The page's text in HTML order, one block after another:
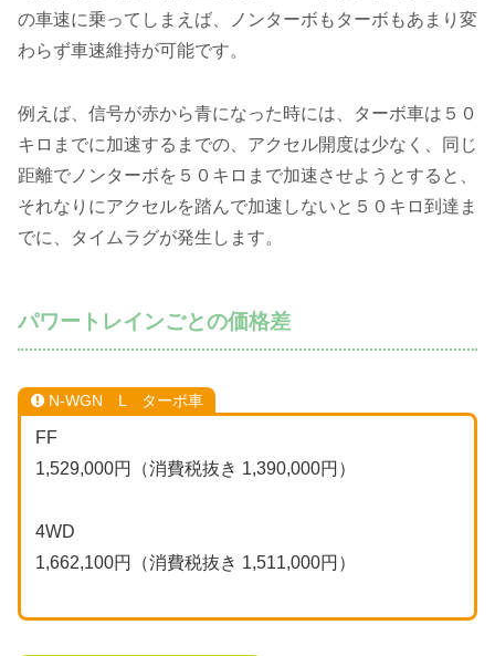
の車速に乗ってしまえば、ノンターボもターボもあまり変
わらず車速維持が可能です。
例えば、信号が赤から青になった時には、ターボ車は５０
キロまでに加速するまでの、アクセル開度は少なく、同じ
距離でノンターボを５０キロまで加速させようとすると、
それなりにアクセルを踏んで加速しないと５０キロ到達ま
でに、タイムラグが発生します。
パワートレインごとの価格差
N-WGN L ターボ車
FF
1,529,000円（消費税抜き 1,390,000円）
4WD
1,662,100円（消費税抜き 1,511,000円）